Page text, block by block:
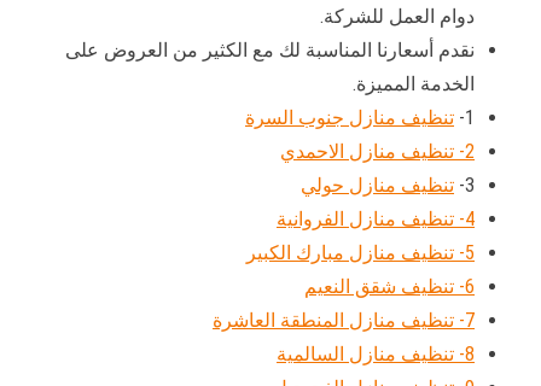
دوام العمل للشركة.
نقدم أسعارنا المناسبة لك مع الكثير من العروض على
الخدمة المميزة.
1- تنظيف منازل جنوب السرة
2- تنظيف منازل الاحمدي
3- تنظيف منازل حولي
4- تنظيف منازل الفروانية
5- تنظيف منازل مبارك الكبير
6- تنظيف شقق النعيم
7- تنظيف منازل المنطقة العاشرة
8- تنظيف منازل السالمية